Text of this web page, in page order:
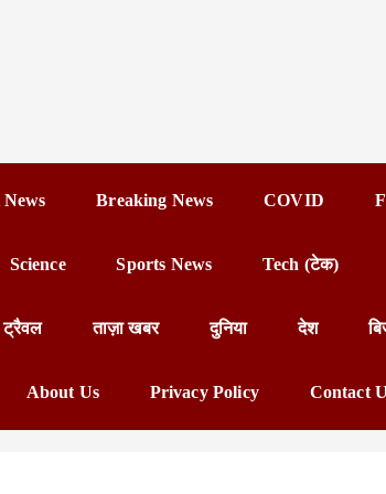
Breaking News COVID
Science Sports News Tech (टेक)
ट्रैवल ताज़ा खबर दुनिया देश
About Us Privacy Policy Contact